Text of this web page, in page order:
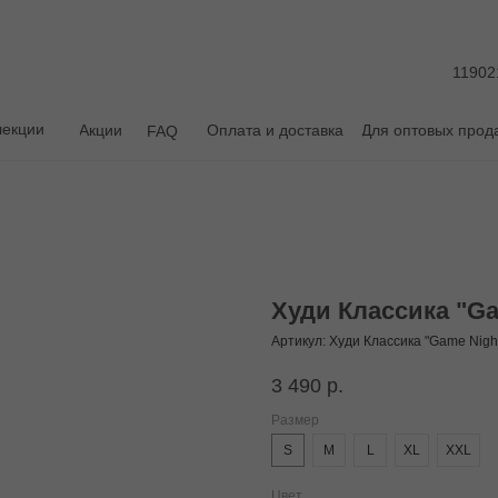
Акции FAQ Для оптовых
Оплата и доставка
Худи Классика
Артикул: Худи Классика "Game
3 490 р.
Размер
S
M L XL XXL